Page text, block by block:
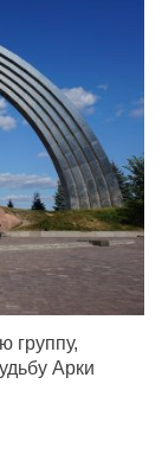
группу,
Арки